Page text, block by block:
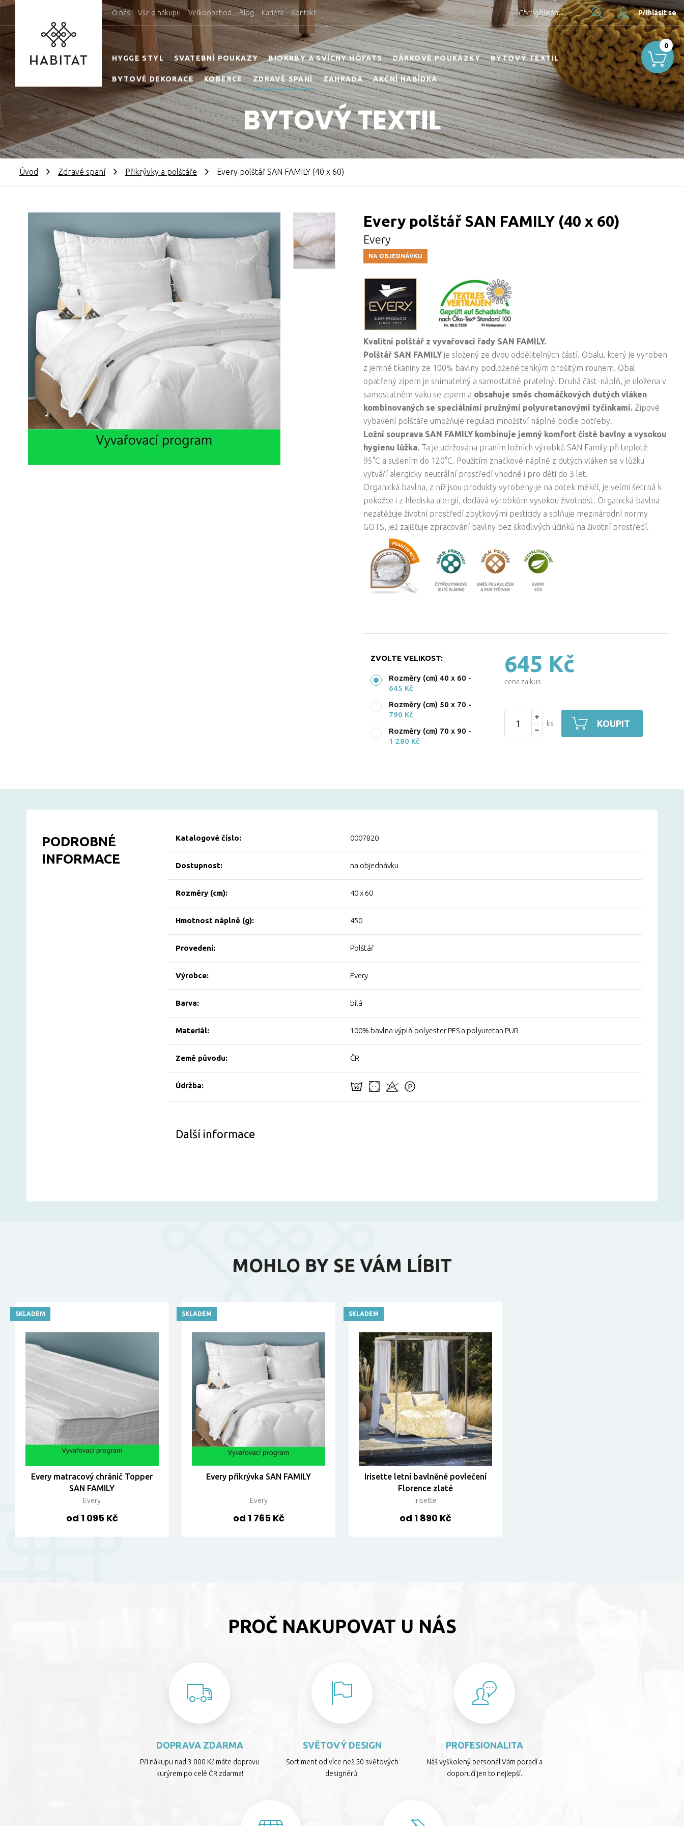
O nás Vše o nákupu Velkoobchod Blog Kariéra Kontakt Přihlásit se
Chci vyhledat... Hledat
HYGGE STYL SVATEBNÍ POUKAZY BIOKRBY A SVÍCNY HÖFATS DÁRKOVÉ POUKÁZKY BYTOVÝ TEXTIL
BYTOVÉ DEKORACE KOBERCE ZDRAVÉ SPANÍ ZAHRADA AKČNÍ NABÍDKA
BYTOVÝ TEXTIL
0
Úvod Zdravé spaní Přikrývky a polštáře Every polštář SAN FAMILY (40 x 60)
Every polštář SAN FAMILY (40 x 60)
Every
NA OBJEDNÁVKU
Kvalitní polštář z vyvařovací řady SAN FAMILY.
Polštář SAN FAMILY je složený ze dvou oddělitelných částí. Obalu, který je vyroben
z jemné tkaniny ze 100% bavlny podložené tenkým prošitým rounem. Obal
opatřený zipem je snímatelný a samostatně pratelný. Druhá část-náplň, je uložena v
samostatném vaku se zipem a obsahuje směs chomáčkových dutých vláken
kombinovaných se speciálními pružnými polyuretanovými tyčinkami. Zipové
vybavení polštáře umožňuje regulaci množství náplně podle potřeby.
Ložní souprava SAN FAMILY kombinuje jemný komfort čisté bavlny a vysokou
hygienu lůžka. Ta je udržována praním ložních výrobků SAN Family při teplotě
95°C a sušením do 120°C. Použitím značkové náplně z dutých vláken se v lůžku
vytváří alergicky neutrální prostředí vhodné i pro děti do 3 let.
Organická bavlna, z níž jsou produkty vyrobeny je na dotek měkčí, je velmi šetrná k
pokožce i z hlediska alergií, dodává výrobkům vysokou životnost. Organická bavlna
nezatěžuje životní prostředí zbytkovými pesticidy a splňuje mezinárodní normy
GOTS, jež zajišťuje zpracování bavlny bez škodlivých účinků na životní prostředí.
ZVOLTE VELIKOST:
Rozměry (cm) 40 x 60 -
645 Kč
Rozměry (cm) 50 x 70 -
790 Kč
Rozměry (cm) 70 x 90 -
1 280 Kč
645 Kč
cena za kus
ks KOUPIT
PODROBNÉ
INFORMACE
Katalogové číslo: 0007820
Dostupnost: na objednávku
Rozměry (cm): 40 x 60
Hmotnost náplně (g): 450
Provedení: Polštář
Výrobce: Every
Barva: bílá
Materiál: 100% bavlna výplň polyester PES a polyuretan PUR
Země původu: ČR
Údržba:
Další informace
MOHLO BY SE VÁM LÍBIT
Every matracový chránič Topper
SAN FAMILY
Every
od 1 095 Kč
SKLADEM
Every přikrývka SAN FAMILY
Every
od 1 765 Kč
SKLADEM
Irisette letní bavlněné povlečení
Florence zlaté
Irisette
od 1 890 Kč
SKLADEM
PROČ NAKUPOVAT U NÁS
DOPRAVA ZDARMA
Při nákupu nad 3 000 Kč máte dopravu
kurýrem po celé ČR zdarma!
SVĚTOVÝ DESIGN
Sortiment od více než 50 světových
designérů.
PROFESIONALITA
Náš vyškolený personál Vám poradí a
doporučí jen to nejlepší.